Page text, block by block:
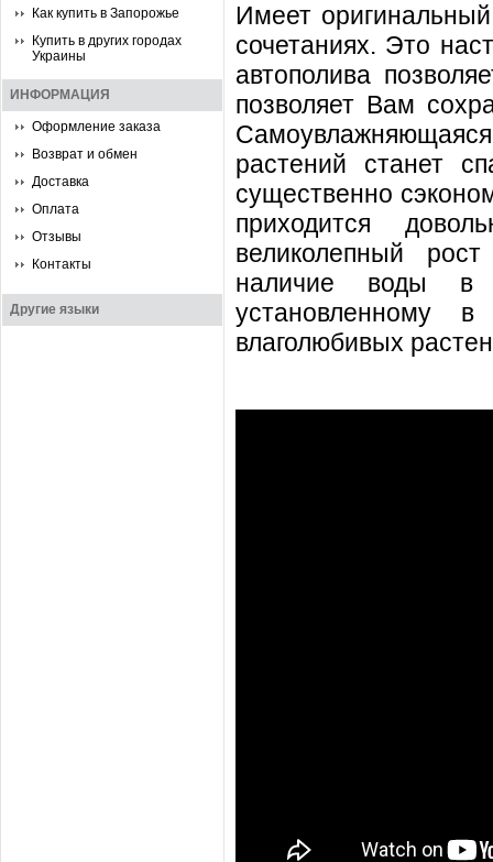
Как купить в Запорожье
Купить в других городах
Украины
ИНФОРМАЦИЯ
Оформление заказа
Возврат и обмен
Доставка
Оплата
Отзывы
Контакты
Другие языки
Имеет
сочетаниях. Это
автополива
позволяет Вам
растений станет
существенно
приходится
великолепный
наличие воды в
установленному
влаголюбивых